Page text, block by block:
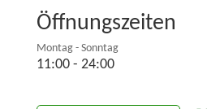
Öffnungszeiten
Montag - Sonntag
11:00 - 24:00